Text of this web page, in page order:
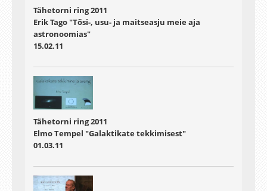
Tähetorni ring 2011
Erik Tago "Tõsi-, usu- ja maitseasju meie aja
astronoomias"
15.02.11
Tähetorni ring 2011
Elmo Tempel "Galaktikate tekkimisest"
01.03.11